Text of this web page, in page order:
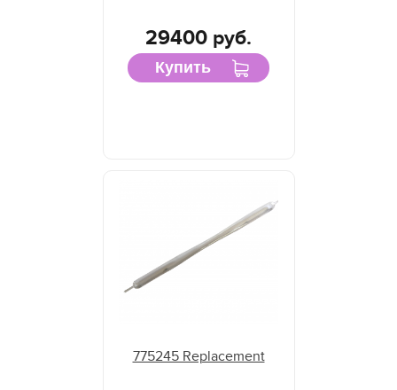
29400 руб.
Купить
775245 Replacement